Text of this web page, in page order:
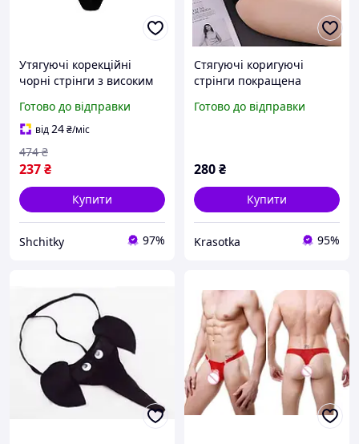
Утягуючі корекційні
чорні стрінги з високим
розмір S
Готово до відправки
від24₴/міс
237₴
474 ₴
Купити
Shchitky 97%
Стягуючі коригуючі
стрінги покращена
корсетні, чорні
Готово до відправки
280₴
Купити
Krasotka 95%